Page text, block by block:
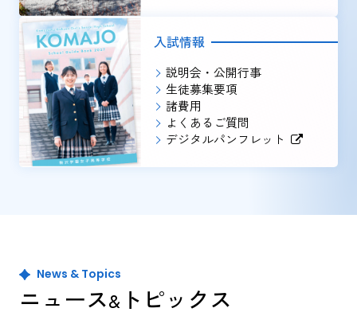
入試情報
説明会・公開行事
生徒募集要項
諸費用
よくあるご質問
デジタルパンフレット
News & Topics
ニュース& トピックス